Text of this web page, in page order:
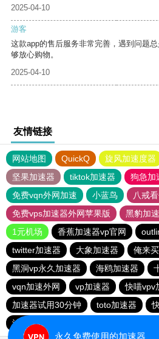
2025-04-10
游客
这款app的售后服务非常完善，遇到问题
够放心购物。
2025-04-10
友情链接
网站地图 QuickQ 旋风加速度器
坚果加速器
tiktok加速器
狗急加
免费vqn外网加速
小蓝鸟
八戒
免费vps加速器外网苹果版
黑豹加
1元机场
香蕉加速器vp官网
twitter加速器
大象加速器 俺来
黑洞vp永久加速器
海鸥加速器
vqn加速外网
vp加速器
快喵vpv
加速器试用30分钟
toto加速器
油管加速器
永久免费使用的加速器